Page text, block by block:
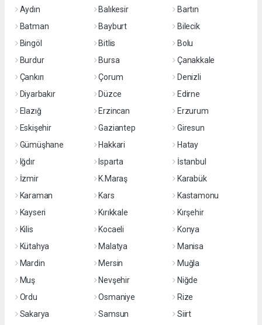
Aydın
Balıkesir
Bartın
Batman
Bayburt
Bilecik
Bingöl
Bitlis
Bolu
Burdur
Bursa
Çanakkale
Çankırı
Çorum
Denizli
Diyarbakır
Düzce
Edirne
Elazığ
Erzincan
Erzurum
Eskişehir
Gaziantep
Giresun
Gümüşhane
Hakkari
Hatay
Iğdır
Isparta
İstanbul
İzmir
K.Maraş
Karabük
Karaman
Kars
Kastamonu
Kayseri
Kırıkkale
Kırşehir
Kilis
Kocaeli
Konya
Kütahya
Malatya
Manisa
Mardin
Mersin
Muğla
Muş
Nevşehir
Niğde
Ordu
Osmaniye
Rize
Sakarya
Samsun
Siirt